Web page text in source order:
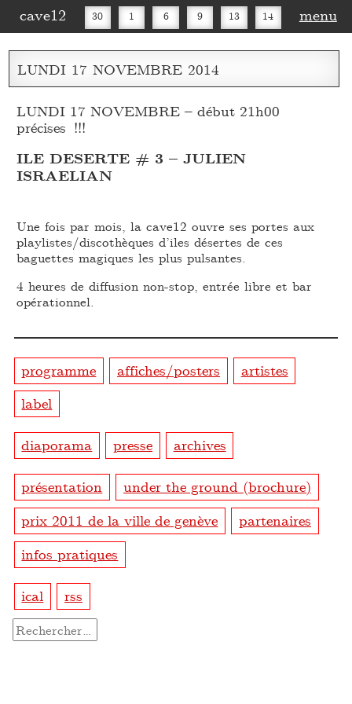
cave12 30 1 6 9 13 14
16 20 27 30
menu
LUNDI 17 NOVEMBRE 2014
LUNDI 17 NOVEMBRE – début 21h00
précises !!!
ILE DESERTE # 3 – JULIEN
ISRAELIAN
Une fois par mois, la cave12 ouvre ses portes aux
playlistes/discothèques d’iles désertes de ces
baguettes magiques les plus pulsantes.
4 heures de diffusion non-stop, entrée libre et bar
opérationnel.
programme affiches/posters
artistes
label
diaporama presse archives
présentation
under the ground (brochure)
prix 2011 de la ville de genève
partenaires
infos pratiques
ical rss
Rechercher :